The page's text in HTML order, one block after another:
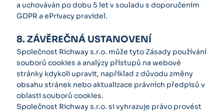
a uchováván po dobu 5 let v souladu s doporučením
GDPR a ePrivacy pravidel.
8. ZÁVĚREČNÁ USTANOVENÍ
Společnost Richway s.r.o. může tyto Zásady používání
souborů cookies a analýzy přístupů na webové
stránky kdykoli upravit, například z důvodu změny
obsahu stránek nebo aktualizace právních předpisů v
oblasti souborů cookies.
Společnost Richway s.r.o. si vyhrazuje právo provést